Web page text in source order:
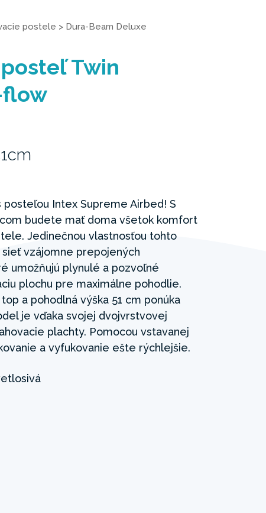
postele > Dura-Beam Deluxe
Twin
flow
posteľou Intex Supreme Airbed! S
budete mať doma všetok komfort
Jedinečnou vlastnosťou tohto
vzájomne prepojených
umožňujú plynulé a pozvoľné
plochu pre maximálne pohodlie.
a pohodlná výška 51 cm ponúka
je vďaka svojej dvojvrstvovej
plachty. Pomocou vstavanej
a vyfukovanie ešte rýchlejšie.